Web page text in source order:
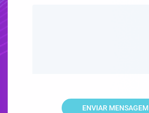
ENVIAR MENSAGEM